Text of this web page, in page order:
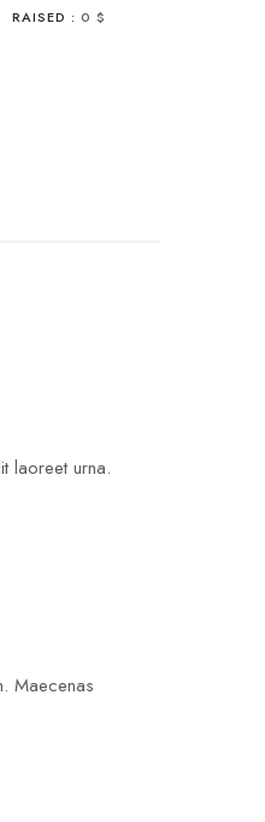
RAISED : 0 $
laoreet urna.
Maecenas